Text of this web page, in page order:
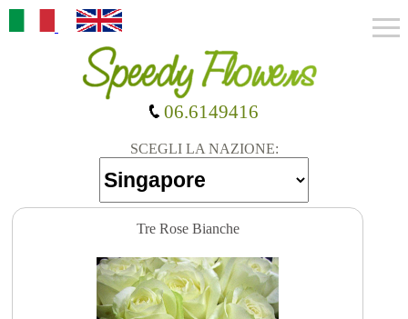
SCEGLI LA NAZIONE:
06.6149416
Tre Rose Bianche